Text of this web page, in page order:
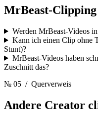
MrBeast-Clipping
Werden MrBeast-Videos
Kann ich einen Clip ohne
Stunt)?
MrBeast-Videos haben
Zuschnitt das?
№ 05 / Querverweis
Andere Creator